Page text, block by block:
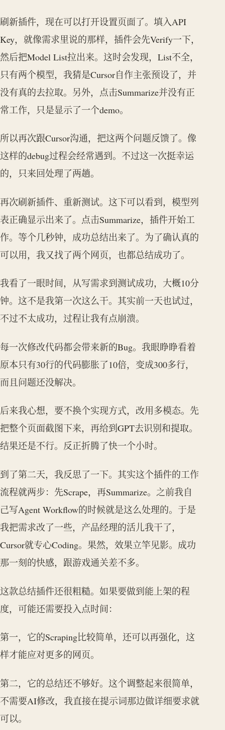
刷新插件，现在可以打开设置页面了。填入API
Key，就像需求里说的那样，插件会先Verify一下，
然后把Model List拉出来。这时会发现，List不全，
只有两个模型，我猜是Cursor自作主张预设了，并
没有真的去拉取。另外，点击Summarize并没有正
常工作，只是显示了一个demo。
所以再次跟Cursor沟通，把这两个问题反馈了。像
这样的debug过程会经常遇到。不过这一次挺幸运
的，只来回处理了两趟。
再次刷新插件、重新测试。这下可以看到，模型列
表正确显示出来了。点击Summarize，插件开始工
作。等个几秒钟，成功总结出来了。为了确认真的
可以用，我又找了两个网页，也都总结成功了。
我看了一眼时间，从写需求到测试成功，大概10分
钟。这不是我第一次这么干。其实前一天也试过，
不过不太成功，过程让我有点崩溃。
每一次修改代码都会带来新的Bug。我眼睁睁看着
原本只有30行的代码膨胀了10倍，变成300多行，
而且问题还没解决。
后来我心想，要不换个实现方式，改用多模态。先
把整个页面截图下来，再给到GPT去识别和提取。
结果还是不行。反正折腾了快一个小时。
到了第二天，我反思了一下。其实这个插件的工作
流程就两步：先Scrape，再Summarize。之前我自
己写Agent Workflow的时候就是这么处理的。于是
我把需求改了一些，产品经理的活儿我干了，
Cursor就专心Coding。果然，效果立竿见影。成功
那一刻的快感，跟游戏通关差不多。
这款总结插件还很粗糙。如果要做到能上架的程
度，可能还需要投入点时间：
第一，它的Scraping比较简单，还可以再强化，这
样才能应对更多的网页。
第二，它的总结还不够好。这个调整起来很简单，
不需要AI修改，我直接在提示词那边做详细要求就
可以。